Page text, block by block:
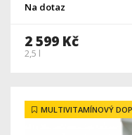
Na dotaz
2 599 Kč
2,5 l
MULTIVITAMÍNOVÝ